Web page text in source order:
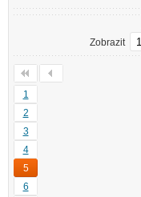
Zobrazit
1
2
3
4
5
6